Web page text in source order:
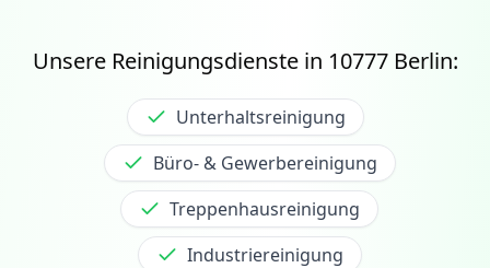
Unsere Reinigungsdienste in 10777Berlin:
Unterhaltsreinigung
Büro- & Gewerbereinigung
Treppenhausreinigung
Industriereinigung